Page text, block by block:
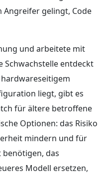
Angreifer gelingt, Code
und arbeitete mit
Schwachstelle entdeckt
liegt, gibt es
für ältere betroffene
Optionen: das Risiko
mindern und für
benötigen, das
Modell ersetzen,